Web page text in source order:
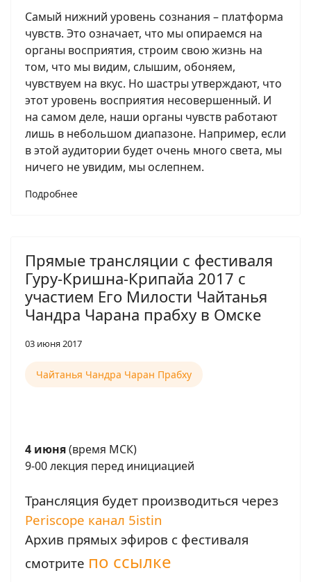
Самый нижний уровень сознания – платформа
чувств. Это означает, что мы опираемся на
органы восприятия, строим свою жизнь на
том, что мы видим, слышим, обоняем,
чувствуем на вкус. Но шастры утверждают, что
этот уровень восприятия несовершенный. И
на самом деле, наши органы чувств работают
лишь в небольшом диапазоне. Например, если
в этой аудитории будет очень много света, мы
ничего не увидим, мы ослепнем.
Подробнее
Прямые трансляции с фестиваля
Гуру-Кришна-Крипайа 2017 с
участием Его Милости Чайтанья
Чандра Чарана прабху в Омске
03 июня 2017
Чайтанья Чандра Чаран Прабху
4 июня(время МСК)
9-00 лекция перед инициацией
Трансляция будет производиться через
Periscope канал 5istin
Архив прямых эфиров с фестиваля
смотрите по ссылке